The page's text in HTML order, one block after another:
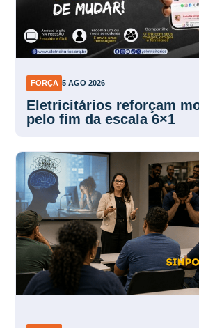
FORÇA 5 AGO 2026
Eletricitários reforçam
pelo fim da escala 6×1